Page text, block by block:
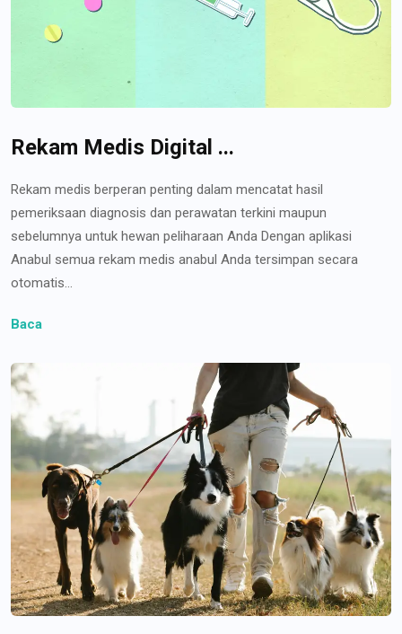
Rekam Medis Digital ...
Rekam medis berperan penting dalam mencatat hasil
pemeriksaan diagnosis dan perawatan terkini maupun
sebelumnya untuk hewan peliharaan Anda Dengan aplikasi
Anabul semua rekam medis anabul Anda tersimpan secara
otomatis...
Baca